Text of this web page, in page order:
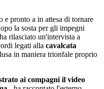
pronto a in attesa di tornare
la sosta per gli impegni
ha rilasciato un'intervista a
legati alla cavalcata
in maniera trionfale proprio
ai compagni il video